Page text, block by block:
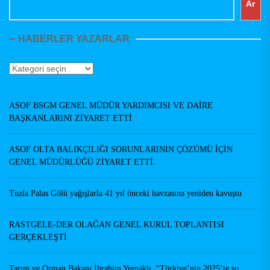
Ar
HABERLER YAZARLAR
Haberler
ASOF BSGM GENEL MÜDÜR YARDIMCISI VE DAİRE
BAŞKANLARINI ZİYARET ETTİ
ASOF OLTA BALIKÇILIĞI SORUNLARININ ÇÖZÜMÜ İÇİN
GENEL MÜDÜRLÜĞÜ ZİYARET ETTİ.
Tuzla Palas Gölü yağışlarla 41 yıl önceki havzasına yeniden kavuştu
RASTGELE-DER OLAĞAN GENEL KURUL TOPLANTISI
GERÇEKLEŞTİ